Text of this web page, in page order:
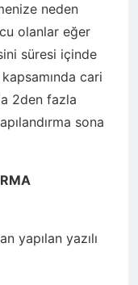
neden
olanlar eğer
süresi içinde
cari
2den fazla
sona
yapılan yazılı